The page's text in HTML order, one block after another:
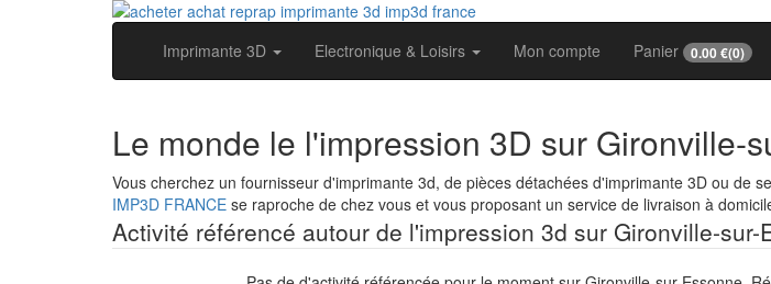
Imprimante 3D Electronique & Loisirs Mon compte Panier 0.00 €(0)
Le monde le l'impression 3D sur Gironville-
Vous cherchez un fournisseur d'imprimante 3d, de pièces détachées d'imprimante 3D ou de
IMP3D FRANCE se raproche de chez vous et vous proposant un service de livraison à
Activité référencé autour de l'impression 3d sur Gironville-sur-